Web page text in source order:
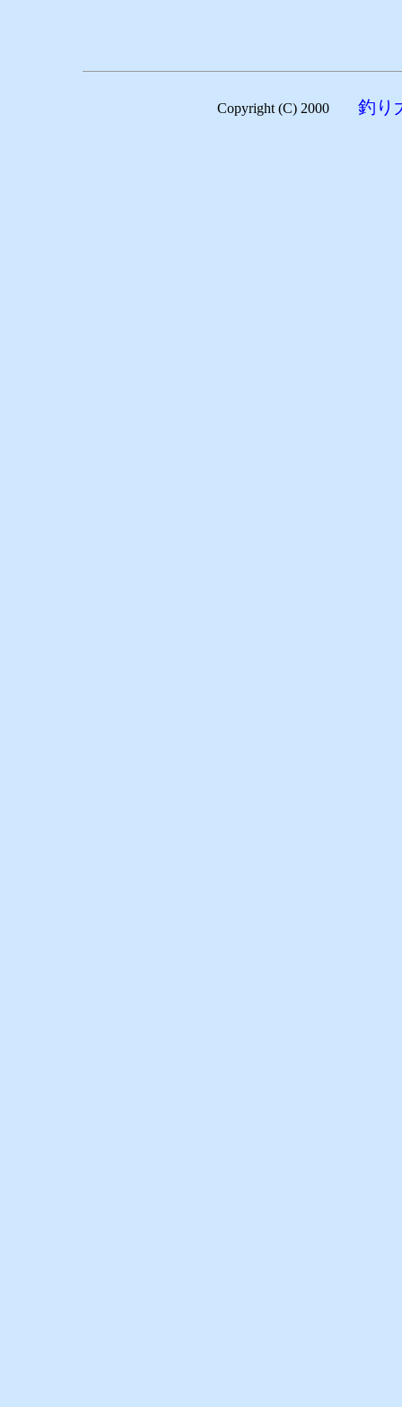
Copyright (C) 2000 釣り